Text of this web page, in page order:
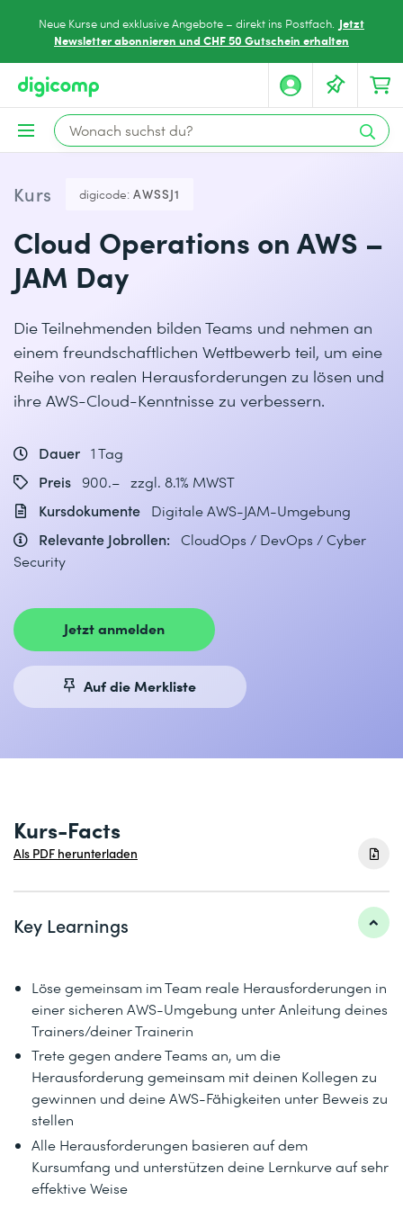
Neue Kurse und exklusive Angebote – direkt ins Postfach. Jetzt
Newsletter abonnieren und CHF 50 Gutschein erhalten
Kurs digicode: AWSSJ1
Cloud Operations on AWS –
JAM Day
Die Teilnehmenden bilden Teams und nehmen an
einem freundschaftlichen Wettbewerb teil, um eine
Reihe von realen Herausforderungen zu lösen und
ihre AWS-Cloud-Kenntnisse zu verbessern.
Dauer 1 Tag
Preis
900.– zzgl. 8.1% MWST
Kursdokumente
Digitale AWS-JAM-Umgebung
Relevante Jobrollen:
CloudOps / DevOps / Cyber
Security
Jetzt anmelden
Auf die Merkliste
Kurs-Facts
Als PDF herunterladen
Key Learnings
Löse gemeinsam im Team reale Herausforderungen in
einer sicheren AWS-Umgebung unter Anleitung deines
Trainers/deiner Trainerin
Trete gegen andere Teams an, um die
Herausforderung gemeinsam mit deinen Kollegen zu
gewinnen und deine AWS-Fähigkeiten unter Beweis zu
stellen
Alle Herausforderungen basieren auf dem
Kursumfang und unterstützen deine Lernkurve auf sehr
effektive Weise